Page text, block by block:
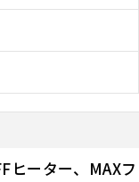
ヒーター、MAX